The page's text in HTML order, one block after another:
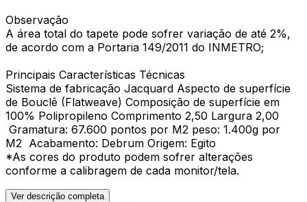
Observação
A área total do tapete pode sofrer variação de até 2%,
de acordo com a Portaria 149/2011 do INMETRO;
Principais Características Técnicas
Sistema de fabricação Jacquard Aspecto de superfície
de Bouclê (Flatweave) Composição de superfície em
100% Polipropileno Comprimento 2,50 Largura 2,00
Gramatura: 67.600 pontos por M2 peso: 1.400g por
M2 Acabamento: Debrum Origem: Egito
*As cores do produto podem sofrer alterações
conforme a calibragem de cada monitor/tela.
Ver descrição completa